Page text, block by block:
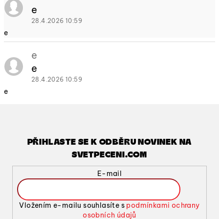
p
i
d
s
k
z
e
28.4.2026 10:59
e
e
e
28.4.2026 10:59
e
PŘIHLASTE SE K ODBĚRU NOVINEK NA
SVETPECENI.COM
E-mail
Vložením e-mailu souhlasíte s podmínkami ochrany
osobních údajů